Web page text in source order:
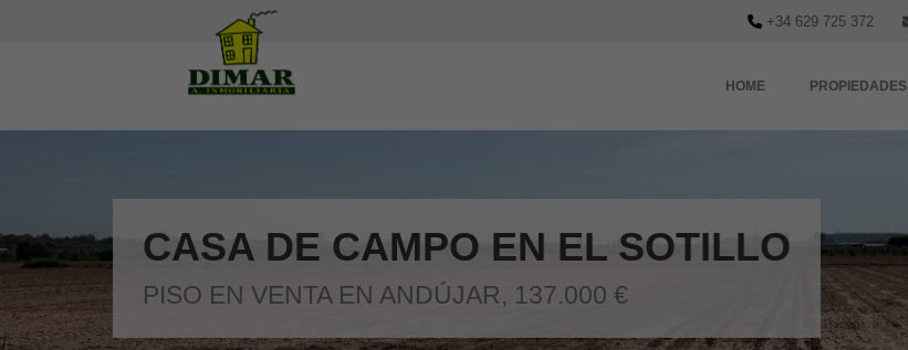
+34 629 725 372
HOME PROPIEDADES
CASA DE CAMPO EN EL SOTILLO
PISO EN VENTA EN ANDÚJAR, 137.000 €